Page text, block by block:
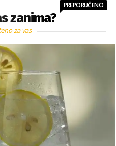
zanima?
PREPORUČENO
za vas